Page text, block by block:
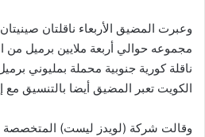
وعبرت المضيق الأربعاء ناقلتان
مجموعه حوالي أربعة ملايين برميل من
ناقلة كورية جنوبية محملة بمليوني
الكويت تعبر المضيق أيضا بالتنسيق مع
وقالت شركة (لويدز ليست) المتخصصة